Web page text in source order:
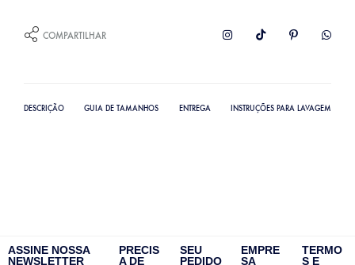
COMPARTILHAR
DESCRIÇÃO GUIA DE TAMANHOS ENTREGA INSTRUÇÕES PARA LAVAGEM
ASSINE NOSSA
NEWSLETTER
PRECIS
A DE
SEU
PEDIDO
EMPRE
SA
TERMO
S E